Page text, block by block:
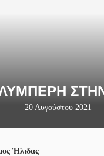
20 Αυγούστου 2021
Ήλιδας